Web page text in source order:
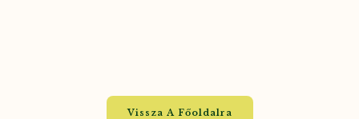
Vissza A Főoldalra